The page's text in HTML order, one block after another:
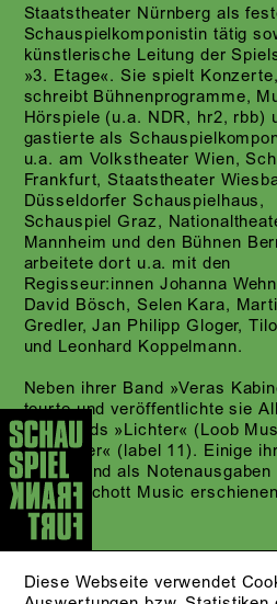
Diese Webseite verwendet
Staatstheater Nürnberg als
Schauspielkomponistin tätig
künstlerische Leitung der
»3. Etage«. Sie spielt Konzerte,
schreibt Bühnenprogramme,
Hörspiele (u.a. NDR, hr2, rbb)
gastierte als
u.a. am Volkstheater Wien,
Frankfurt, Staatstheater
Düsseldorfer Schauspielhaus,
Schauspiel Graz,
Mannheim und den Bühnen
arbeitete dort u.a. mit den
Regisseur:innen Johanna
David Bösch, Selen Kara,
Gredler, Jan Philipp Gloger,
und Leonhard Koppelmann.
Neben ihrer Band »Veras
tourte und veröffentlichte sie
den Bands »Lichter« (Loob
»Gefieder« (label 11). Einige
Werke sind als Notenausgaben
Verlag Schott Music